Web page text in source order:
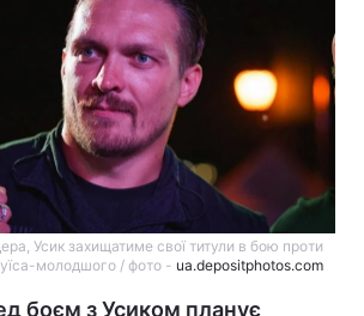
Усик захищатиме свої титули в бою проти
молодшого / фото - ua.depositphotos.com
боєм з Усиком планує